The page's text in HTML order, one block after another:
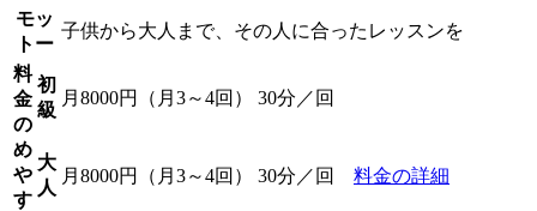
モッ
トー
子供から大人まで、その人に合ったレッスンを
料
金
の
め
や
す
初
級
月8000円（月3～4回） 30分／回
大
人
月8000円（月3～4回） 30分／回 料金の詳細